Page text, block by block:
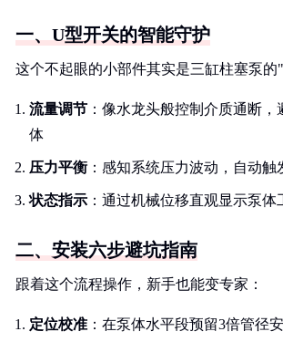
一、U型开关的智能守护
这个不起眼的小部件其实是三缸柱塞泵的
流量调节 ：像水龙头般控制介质通断，
体
压力平衡 ：感知系统压力波动，自动触
状态指示 ：通过机械位移直观显示泵体
二、安装六步避坑指南
跟着这个流程操作，新手也能变专家：
定位校准 ：在泵体水平段预留3倍管径